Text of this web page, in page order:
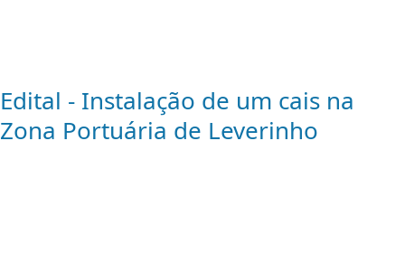
Edital - Instalação de um cais na
Zona Portuária de Leverinho